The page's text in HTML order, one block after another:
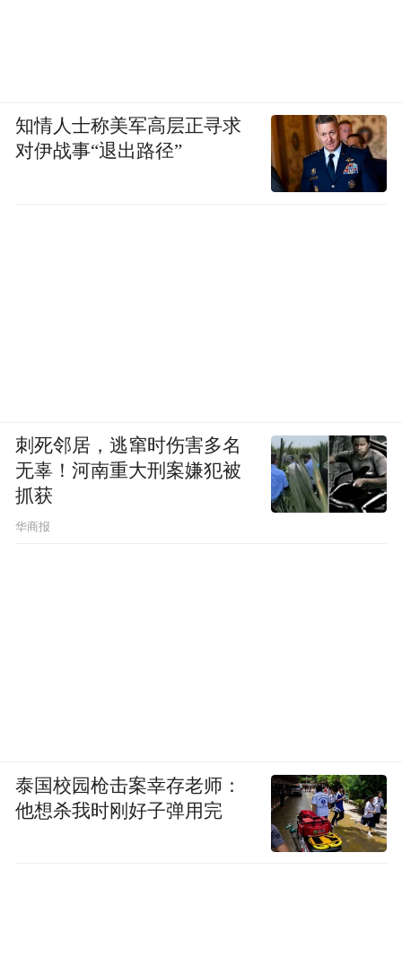
知情人士称美军高层正寻求
对伊战事“退出路径”
刺死邻居，逃窜时伤害多名
无辜！河南重大刑案嫌犯被
抓获
华商报
泰国校园枪击案幸存老师：
他想杀我时刚好子弹用完